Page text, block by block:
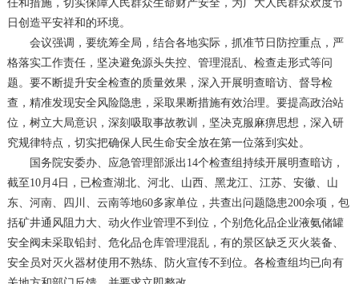
任和措施，切实保障人民群众生命财产安全，为广大人民群众欢度节
日创造平安祥和的环境。
会议强调，要统筹全局，结合各地实际，抓准节日防控重点，严
格落实工作责任，坚决避免源头失控、管理混乱、检查走形式等问
题。要不断提升安全检查的质量效果，深入开展明查暗访、督导检
查，精准发现安全风险隐患，采取果断措施有效治理。要提高政治站
位，树立大局意识，深刻吸取事故教训，坚决克服麻痹思想，深入研
究规律特点，切实把确保人民生命安全放在第一位落到实处。
国务院安委办、应急管理部派出14个检查组持续开展明查暗访，
截至10月4日，已检查湖北、河北、山西、黑龙江、江苏、安徽、山
东、河南、四川、云南等地60多家单位，共查出问题隐患200余项，包
括矿井通风阻力大、动火作业管理不到位，个别危化品企业液氨储罐
安全阀未采取铅封、危化品仓库管理混乱，有的景区缺乏灭火装备、
安全员对灭火器材使用不熟练、防火宣传不到位。各检查组均已向有